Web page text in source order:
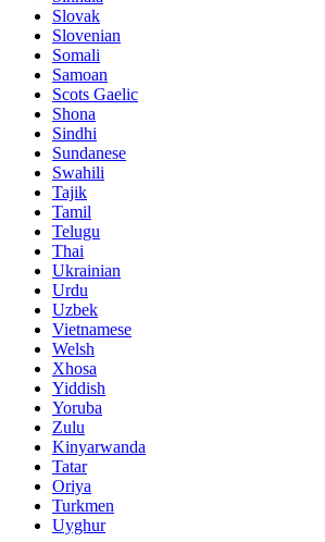
Slovak
Slovenian
Somali
Samoan
Scots Gaelic
Shona
Sindhi
Sundanese
Swahili
Tajik
Tamil
Telugu
Thai
Ukrainian
Urdu
Uzbek
Vietnamese
Welsh
Xhosa
Yiddish
Yoruba
Zulu
Kinyarwanda
Tatar
Oriya
Turkmen
Uyghur